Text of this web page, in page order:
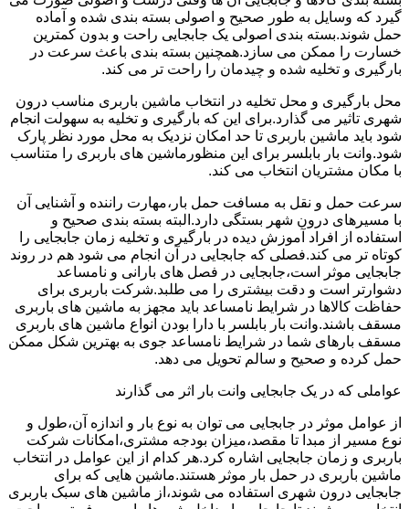
گیرد که وسایل به طور صحیح و اصولی بسته بندی شده و آماده
حمل شوند.بسته بندی اصولی یک جابجایی راحت و بدون کمترین
خسارت را ممکن می سازد.همچنین بسته بندی باعث سرعت در
بارگیری و تخلیه شده و چیدمان را راحت تر می کند.
محل بارگیری و محل تخلیه در انتخاب ماشین باربری مناسب درون
شهری تاثیر می گذارد.برای این که بارگیری و تخلیه به سهولت انجام
شود باید ماشین باربری تا حد امکان نزدیک به محل مورد نظر پارک
شود.وانت بار بابلسر برای این منظورماشین های باربری را متناسب
با مکان مشتریان انتخاب می کند.
سرعت حمل و نقل به مسافت حمل بار،مهارت راننده و آشنایی آن
با مسیرهای درون شهر بستگی دارد.البته بسته بندی صحیح و
استفاده از افراد آموزش دیده در بارگیری و تخلیه زمان جابجایی را
کوتاه تر می کند.فصلی که جابجایی در آن انجام می شود هم در روند
جابجایی موثر است،جابجایی در فصل های بارانی و نامساعد
دشوارتر است و دقت بیشتری را می طلبد.شرکت باربری برای
حفاظت کالاها در شرایط نامساعد باید مجهز به ماشین های باربری
مسقف باشند.وانت بار بابلسر با دارا بودن انواع ماشین های باربری
مسقف بارهای شما در شرایط نامساعد جوی به بهترین شکل ممکن
حمل کرده و صحیح و سالم تحویل می دهد.
عواملی که در یک جابجایی وانت بار اثر می گذارند
از عوامل موثر در جابجایی می توان به نوع بار و اندازه آن،طول و
نوع مسیر از مبدا تا مقصد،میزان بودجه مشتری،امکانات شرکت
باربری و زمان جابجایی اشاره کرد.هر کدام از این عوامل در انتخاب
ماشین باربری در حمل بار موثر هستند.ماشین هایی که برای
جابجایی درون شهری استفاده می شوند،از ماشین های سبک باربری